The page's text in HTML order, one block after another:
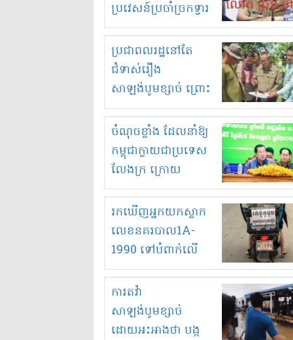
ប្រវេសន៍ប្រចាំច្រកទ្វារ
ព្រំដែនភ្នំឌិន និងឈ្មួញ
មួយចំនួនទៀត
កំពង់តែគុបគិតគ្នា
ធ្វើសកម្មភាពរកស៊ីនិង
ស្តុកទំនិញគេចពន្ធ?
ប្រជាពលរដ្ឋនៅតែ
ជំទាស់រឿង
សាឡង់បូមខ្សាច់ ព្រោះ
ខ្លាចបាក់ច្រាំងទៀត!
ចំណុចខ្លាំង ដែលនាំឱ្យ
កម្ពុជាក្លាយជាប្រទេស
លែងក្រ ក្រោយ
ឆ្នាំ២០៣០
រកឃើញអ្នកយកស្លាក
លេខនគរបាល1A-
1990 ទៅបំពាក់លើ
ម៉ូតូរបស់ខ្លួន ដាកផ្លាក
រត់ឌុបហើយ
ការតវ៉ា
សាឡង់បូមខ្សាច់
ដោយអះអាងថា បង្ក